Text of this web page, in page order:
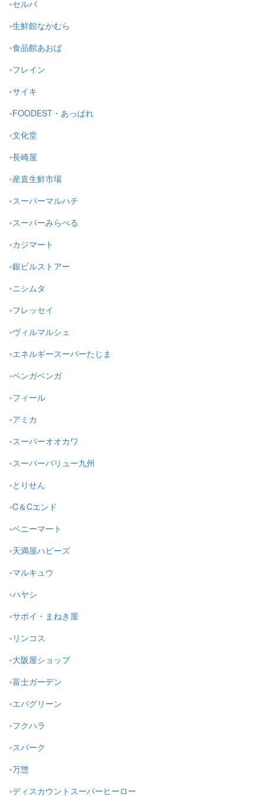
セルバ
生鮮館なかむら
食品館あおば
フレイン
サイキ
FOODEST・あっぱれ
文化堂
長崎屋
産直生鮮市場
スーパーマルハチ
スーパーみらべる
カジマート
銀ビルストアー
ニシムタ
フレッセイ
ヴィルマルシェ
エネルギースーパーたじま
ベンガベンガ
フィール
アミカ
スーパーオオカワ
スーパーバリュー九州
とりせん
C＆Cエンド
ベニーマート
天満屋ハピーズ
マルキュウ
ハヤシ
サボイ・まねき屋
リンコス
大阪屋ショップ
富士ガーデン
エバグリーン
フクハラ
スパーク
万惣
ディスカウントスーパーヒーロー